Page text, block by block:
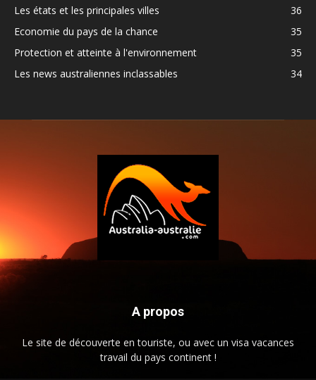
Les états et les principales villes
36
Economie du pays de la chance
35
Protection et atteinte à l'environnement
35
Les news australiennes inclassables
34
A propos
Le site de découverte en touriste, ou avec un visa vacances
travail du pays continent !